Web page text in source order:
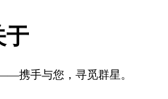
于
携手与您，寻觅群星。